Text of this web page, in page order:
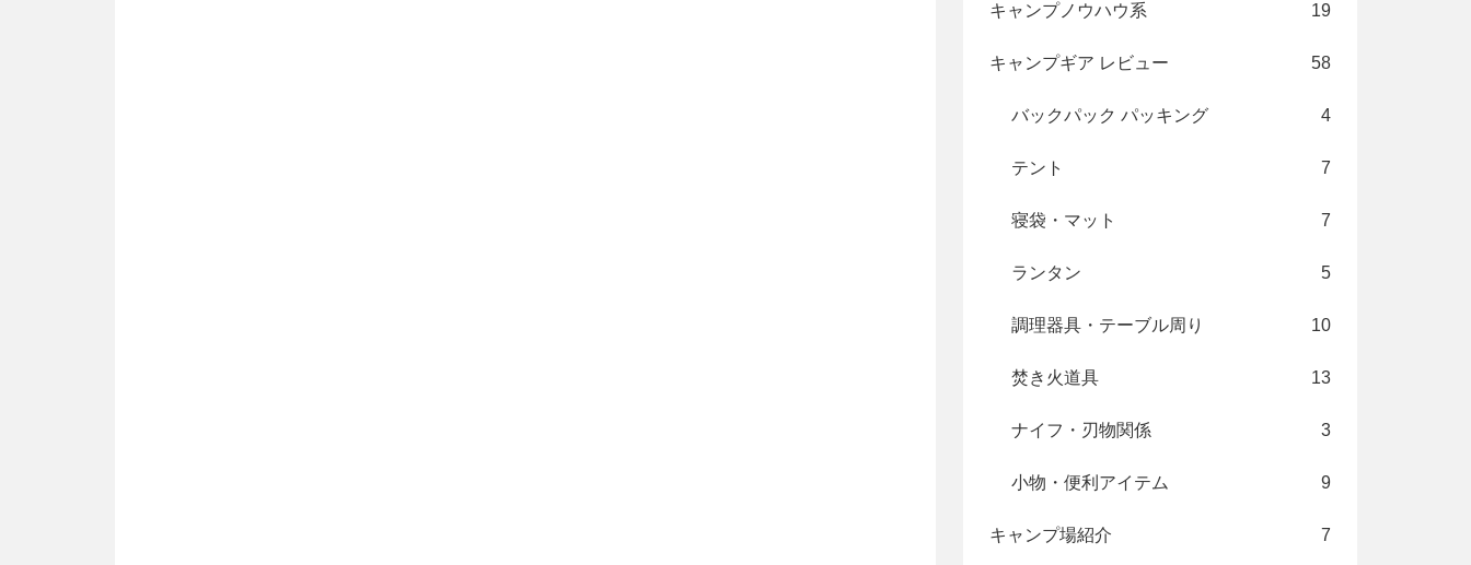
キャンプノウハウ系 19
キャンプギア レビュー 58
バックパック パッキング 4
テント 7
寝袋・マット 7
ランタン 5
調理器具・テーブル周り 10
焚き火道具 13
ナイフ・刃物関係 3
小物・便利アイテム 9
キャンプ場紹介 7